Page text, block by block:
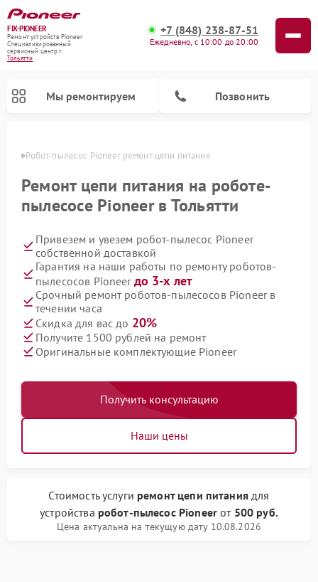
FIX-PIONEER
Ремонт устройств Pioneer
Специализированный
cервисный центр г.
Тольятти
+7 (848) 238-87-51
Ежедневно, с 10:00 до 20:00
Мы ремонтируем Позвонить
Робот-пылесос Pioneer ремонт цепи питания
Ремонт цепи питания на роботе-
пылесосе Pioneer в Тольятти
Привезем и увезем робот-пылесос Pioneer
собственной доставкой
Гарантия на наши работы по ремонту роботов-
пылесосов Pioneer до 3-х лет
Срочный ремонт роботов-пылесосов Pioneer в
течении часа
Скидка для вас до 20%
Получите 1500 рублей на ремонт
Оригинальные комплектующие Pioneer
Получить консультацию
Наши цены
Стоимость услуги ремонт цепи питаниядля
устройства робот-пылесос Pioneer от 500 руб.
Цена актуальна на текущую дату 10.08.2026